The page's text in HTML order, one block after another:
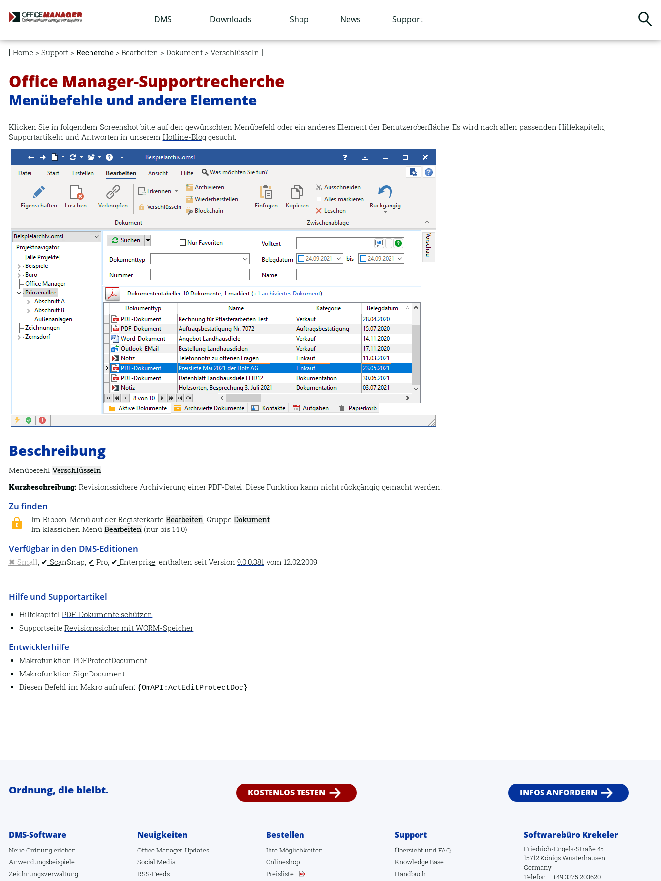
Navigation
überspringen
DMS Downloads Shop News Support
Home > Support> Recherche> Bearbeiten > Dokument> Verschlüsseln
Office Manager-Supportrecherche
Menübefehle und andere Elemente
Klicken Sie in folgendem Screenshot bitte auf den gewünschten Menübefehl oder ein anderes Element der Benutzeroberfläche. Es wird nach allen passenden Hilfekapiteln,
Supportartikeln und Antworten in unserem Hotline-Bloggesucht.
Beschreibung
Menübefehl Verschlüsseln
Kurzbeschreibung: Revisionssichere Archivierung einer PDF-Datei. Diese Funktion kann nicht rückgängig gemacht werden.
Zu finden
Im Ribbon-Menü auf der RegisterkarteBearbeiten, GruppeDokument
Im klassichen MenüBearbeiten (nur bis 14.0)
Verfügbar in den DMS-Editionen
Small ScanSnap Pro, Enterprise , enthalten seit Version 9.0.0.381 vom 12.02.2009
Hilfe und Supportartikel
HilfekapitelPDF-Dokumente schützen
SupportseiteRevisionssicher mit WORM-Speicher
Entwicklerhilfe
MakrofunktionPDFProtectDocument
MakrofunktionSignDocument
Diesen Befehl im Makro aufrufen: {OmAPI:ActEditProtectDoc}
Ordnung, die bleibt. KOSTENLOS TESTEN INFOS ANFORDERN
DMS-Software
Neue Ordnung erleben
Anwendungsbeispiele
Zeichnungsverwaltung
Neuigkeiten
Office Manager-Updates
Social Media
RSS-Feeds
Bestellen
Ihre Möglichkeiten
Onlineshop
Preisliste
Support
Übersicht und FAQ
Knowledge Base
Handbuch
Softwarebüro Krekeler
Friedrich-Engels-Straße 45
15712 Königs Wusterhausen
Germany
Telefon
+49 3375 203620